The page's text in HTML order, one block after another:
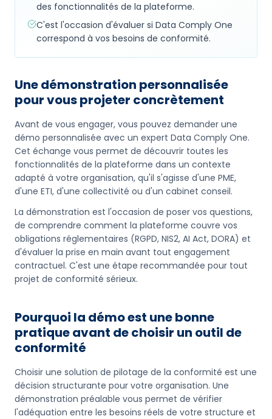
des fonctionnalités de la plateforme.
C'est l'occasion d'évaluer si Data Comply One
correspond à vos besoins de conformité.
Une démonstration personnalisée
pour vous projeter concrètement
Avant de vous engager, vous pouvez demander une
démo personnalisée avec un expert Data Comply One.
Cet échange vous permet de découvrir toutes les
fonctionnalités de la plateforme dans un contexte
adapté à votre organisation, qu'il s'agisse d'une PME,
d'une ETI, d'une collectivité ou d'un cabinet conseil.
La démonstration est l'occasion de poser vos questions,
de comprendre comment la plateforme couvre vos
obligations réglementaires (RGPD, NIS2, AI Act, DORA) et
d'évaluer la prise en main avant tout engagement
contractuel. C'est une étape recommandée pour tout
projet de conformité sérieux.
Pourquoi la démo est une bonne
pratique avant de choisir un outil de
conformité
Choisir une solution de pilotage de la conformité est une
décision structurante pour votre organisation. Une
démonstration préalable vous permet de vérifier
l'adéquation entre les besoins réels de votre structure et